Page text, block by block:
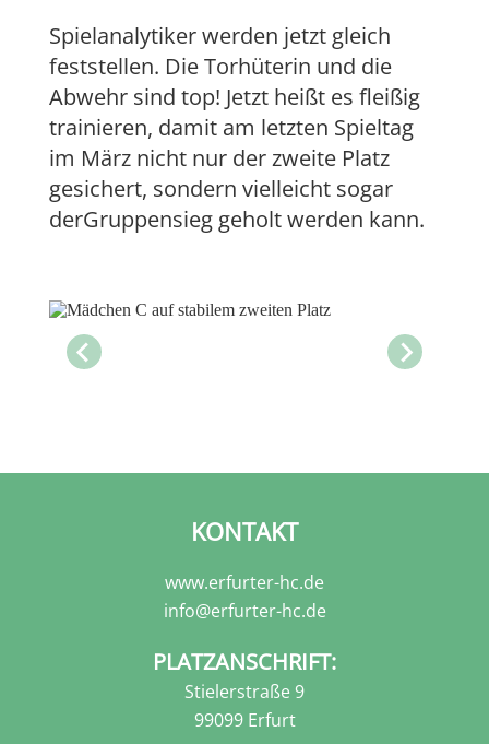
Spielanalytiker werden jetzt gleich
feststellen. Die Torhüterin und die
Abwehr sind top! Jetzt heißt es fleißig
trainieren, damit am letzten Spieltag
im März nicht nur der zweite Platz
gesichert, sondern vielleicht sogar
derGruppensieg geholt werden kann.
PLATZANSCHRIFT:
Stielerstraße 9
99099 Erfurt
KONTAKT
www.erfurter-hc.de
info@erfurter-hc.de